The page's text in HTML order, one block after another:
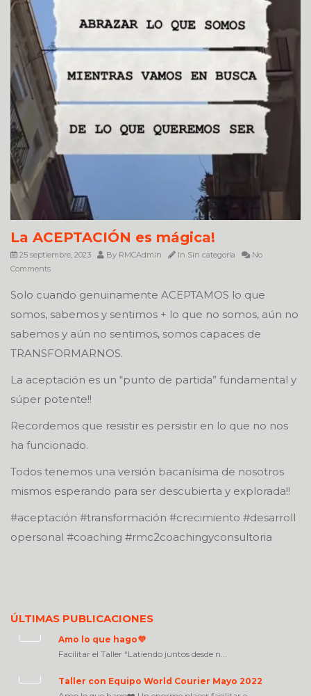
La ACEPTACIÓN es mágica!
25 septiembre, 2023 By RMCAdmin In Sin categoría
No
Comments
Solo cuando genuinamente ACEPTAMOS lo que
somos, sabemos y sentimos + lo que no somos, aún no
sabemos y aún no sentimos, somos capaces de
TRANSFORMARNOS.
La aceptación es un “punto de partida” fundamental y
súper potente!!
Recordemos que resistir es persistir en lo que no nos
ha funcionado.
Todos tenemos una versión bacanísima de nosotros
mismos esperando para ser descubierta y explorada!!
#aceptación #transformación #crecimiento #desarroll
opersonal #coaching #rmc2coachingyconsultoria
ÚLTIMAS PUBLICACIONES
Amo lo que hago💜
Facilitar el Taller “Latiendo juntos desde n...
Taller con Equipo World Courier Mayo 2022